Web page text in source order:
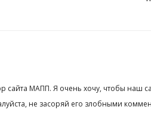
сайта МАПП. Я очень хочу, чтобы наш
не засоряй его злобными